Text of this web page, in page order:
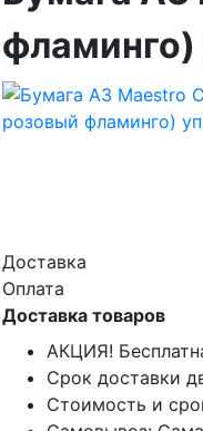
фламинго)
Доставка
Оплата
Доставка товаров
АКЦИЯ!
Срок доставки
Стоимость и